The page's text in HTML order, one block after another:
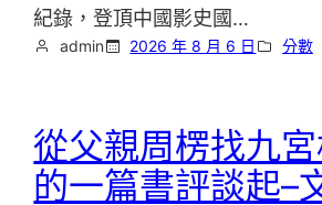
紀錄，登頂中國影史國…
admin 2026 年 8 月 6 日 分數
從父親周楞找九
的一篇書評談起–